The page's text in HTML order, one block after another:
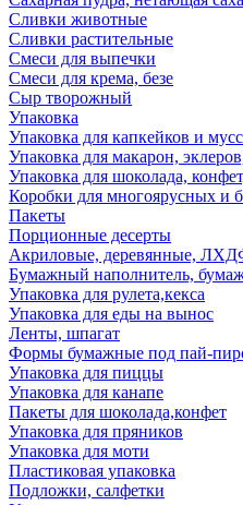
Сливки животные
Сливки растительные
Смеси для выпечки
Смеси для крема, безе
Сыр творожный
Упаковка
Упаковка для капкейков и
Упаковка для макарон,
Упаковка для шоколада,
Коробки для многоярусных и
Пакеты
Порционные десерты
Акриловые, деревянные,
Бумажный наполнитель,
Упаковка для рулета,кекса
Упаковка для еды на вынос
Ленты, шпагат
Формы бумажные под пай-
Упаковка для пиццы
Упаковка для канапе
Пакеты для шоколада,конфет
Упаковка для пряников
Упаковка для моти
Пластиковая упаковка
Подложки, салфетки